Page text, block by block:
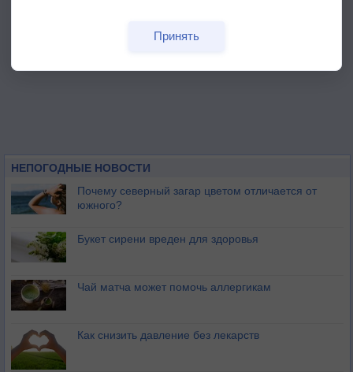
НЕПОГОДНЫЕ НОВОСТИ
Почему северный загар цветом отличается от
южного?
Букет сирени вреден для здоровья
Чай матча может помочь аллергикам
Как снизить давление без лекарств
Принять